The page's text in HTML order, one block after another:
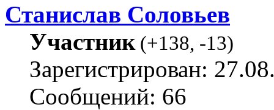
Станислав Соловьев
Участник(+138, -13)
Зарегистрирован:
Сообщений: 66